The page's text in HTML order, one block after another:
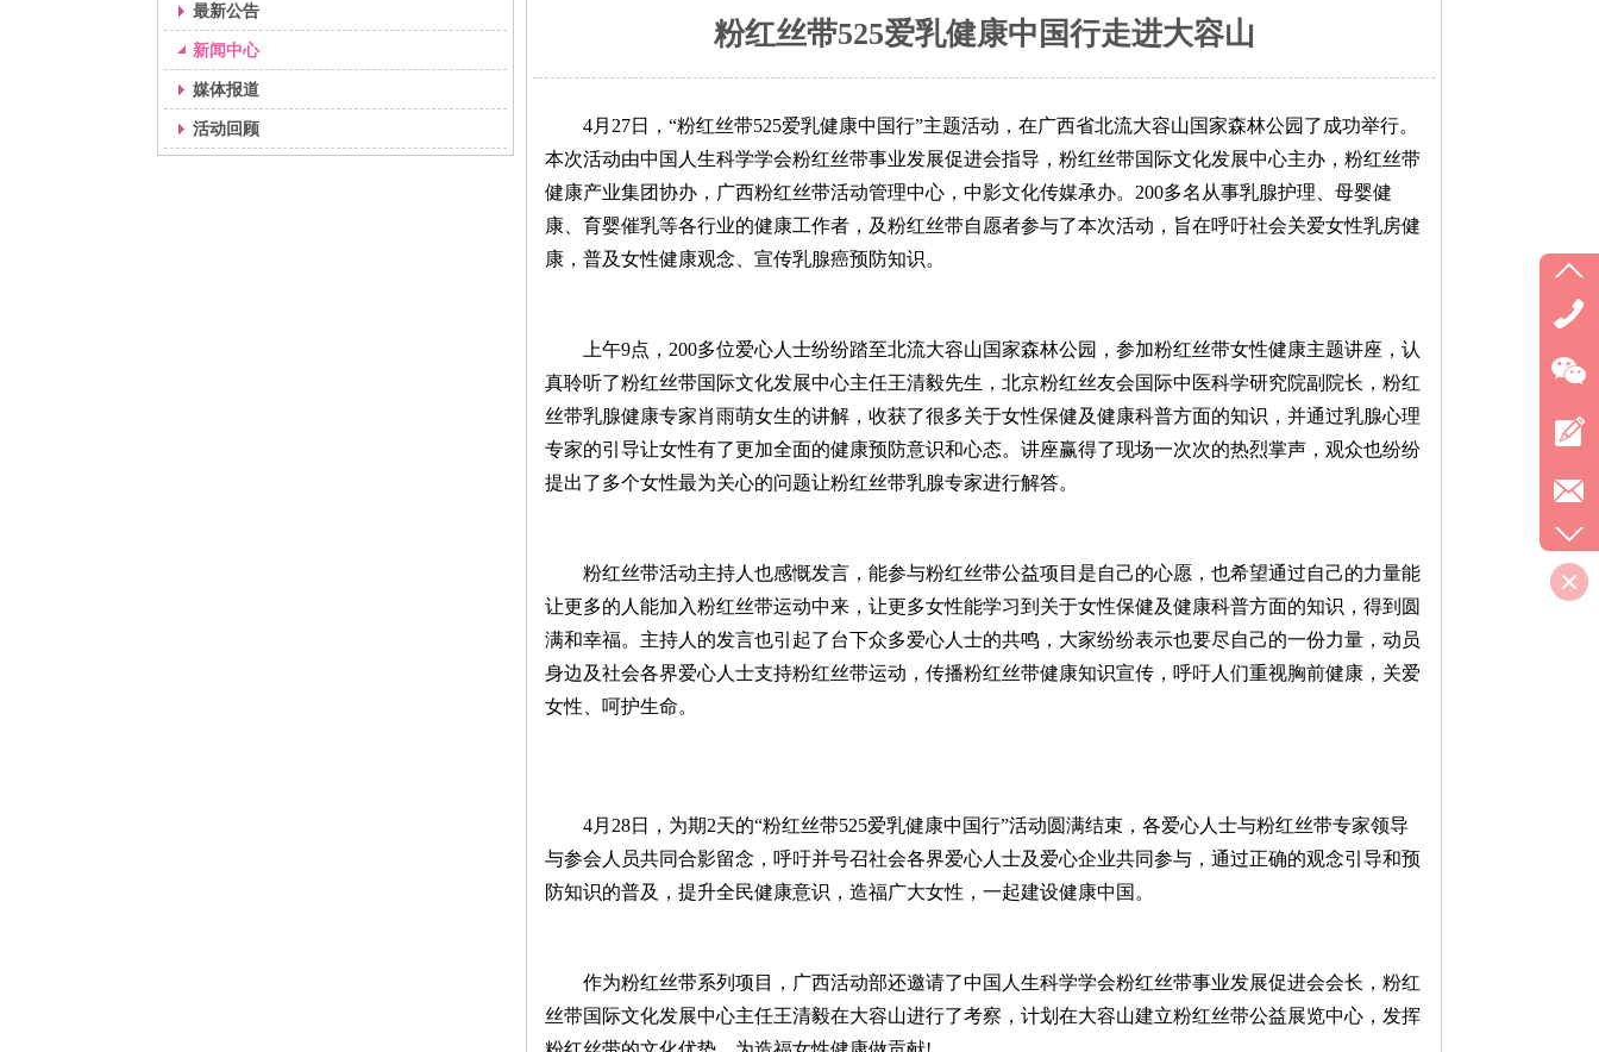
最新公告
新闻中心
媒体报道
活动回顾
粉红丝带525爱乳健康中国行走进大容山
4月27日，“粉红丝带525爱乳健康中国行”主题活动，在广西省北流大容山国家森林公园了成功举行。
本次活动由中国人生科学学会粉红丝带事业发展促进会指导，粉红丝带国际文化发展中心主办，粉红丝带
健康产业集团协办，广西粉红丝带活动管理中心，中影文化传媒承办。200多名从事乳腺护理、母婴健
康、育婴催乳等各行业的健康工作者，及粉红丝带自愿者参与了本次活动，旨在呼吁社会关爱女性乳房健
康，普及女性健康观念、宣传乳腺癌预防知识。
上午9点，200多位爱心人士纷纷踏至北流大容山国家森林公园，参加粉红丝带女性健康主题讲座，认
真聆听了粉红丝带国际文化发展中心主任王清毅先生，北京粉红丝友会国际中医科学研究院副院长，粉红
丝带乳腺健康专家肖雨萌女生的讲解，收获了很多关于女性保健及健康科普方面的知识，并通过乳腺心理
专家的引导让女性有了更加全面的健康预防意识和心态。讲座赢得了现场一次次的热烈掌声，观众也纷纷
提出了多个女性最为关心的问题让粉红丝带乳腺专家进行解答。
粉红丝带活动主持人也感慨发言，能参与粉红丝带公益项目是自己的心愿，也希望通过自己的力量能
让更多的人能加入粉红丝带运动中来，让更多女性能学习到关于女性保健及健康科普方面的知识，得到圆
满和幸福。主持人的发言也引起了台下众多爱心人士的共鸣，大家纷纷表示也要尽自己的一份力量，动员
身边及社会各界爱心人士支持粉红丝带运动，传播粉红丝带健康知识宣传，呼吁人们重视胸前健康，关爱
女性、呵护生命。
4月28日，为期2天的“粉红丝带525爱乳健康中国行”活动圆满结束，各爱心人士与粉红丝带专家领导
与参会人员共同合影留念，呼吁并号召社会各界爱心人士及爱心企业共同参与，通过正确的观念引导和预
防知识的普及，提升全民健康意识，造福广大女性，一起建设健康中国。
作为粉红丝带系列项目，广西活动部还邀请了中国人生科学学会粉红丝带事业发展促进会会长，粉红
丝带国际文化发展中心主任王清毅在大容山进行了考察，计划在大容山建立粉红丝带公益展览中心，发挥